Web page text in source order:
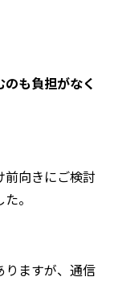
のも負担がなく
前向きにご検討
。
りますが、通信